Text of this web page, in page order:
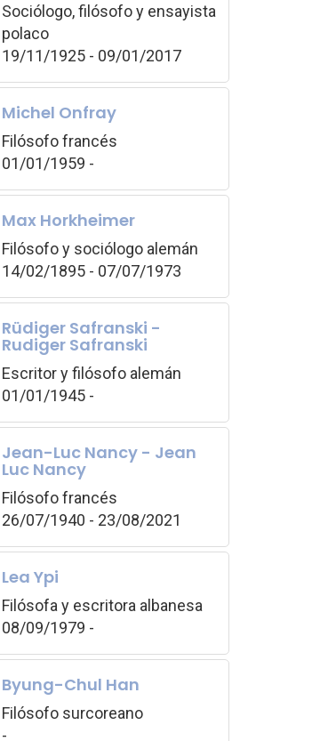
Sociólogo, filósofo y ensayista
polaco
19/11/1925 - 09/01/2017
Michel Onfray
Filósofo francés
01/01/1959 -
Max Horkheimer
Filósofo y sociólogo alemán
14/02/1895 - 07/07/1973
Rüdiger Safranski -
Rudiger Safranski
Escritor y filósofo alemán
01/01/1945 -
Jean-Luc Nancy - Jean
Luc Nancy
Filósofo francés
26/07/1940 - 23/08/2021
Lea Ypi
Filósofa y escritora albanesa
08/09/1979 -
Byung-Chul Han
Filósofo surcoreano
-